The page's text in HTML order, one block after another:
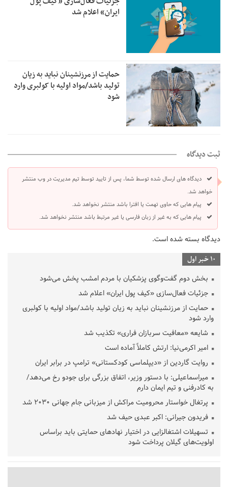
ایران» اعلام شد
حمایت از مرزنشینان نباید به زیان
تولید باشد/مواد اولیه با کولبری وارد
شود
ثبت دیدگاه
دیدگاه های ارسال شده توسط شما، پس از تایید توسط تیم مدیریت در وب منتشر
خواهد شد.
پیام هایی که حاوی تهمت یا افترا باشد منتشر نخواهد شد.
پیام هایی که به غیر از زبان فارسی یا غیر مرتبط باشد منتشر نخواهد شد.
دیدگاه بسته شده است.
10 خبر اول
بخش دوم گفت‌وگوی پزشکیان با مردم امشب پخش می‌شود
جزئیات فعال‌سازی «کیف پول ایران» اعلام شد
حمایت از مرزنشینان نباید به زیان تولید باشد/مواد اولیه با کولبری
وارد شود
شایعه «معافیت سربازان فراری» تکذیب شد
امیر اکرمی‌نیا: ارتش کاملاً آماده است
روایت گاردین از «دیپلماسی کودکستانی» ترامپ در برابر ایران
میراسماعیلی: با دستور وزیر، اتفاق بزرگی برای جودو رخ می‌دهد/
به کادرفنی و تیم ایمان دارم
پرتغال خواستار محرومیت مراکش از میزبانی جام جهانی ۲۰۳۰ شد
فریدون جیرانی: اکبر عبدی حیف شد
تسهیلات اشتغالزایی در اختیار نهادهای حمایتی باید براساس
اولویت‌های گیلان پرداخت شود
قلعه‌نویی مشخص شد